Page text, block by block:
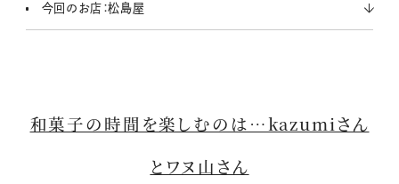
今回のお店：松島屋
和菓子の時間を楽しむのは…kazumiさん
とワヌ山さん